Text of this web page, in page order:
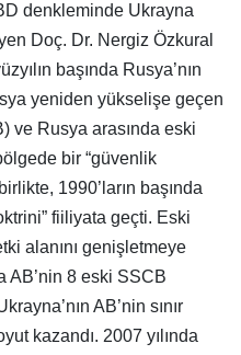
denkleminde Ukrayna
Doç. Dr. Nergiz Özkural
başında Rusya’nın
yeniden yükselişe geçen
ve Rusya arasında eski
bir “güvenlik
1990’ların başında
fiiliyata geçti. Eski
alanını genişletmeye
AB’nin 8 eski SSCB
AB’nin sınır
kazandı. 2007 yılında